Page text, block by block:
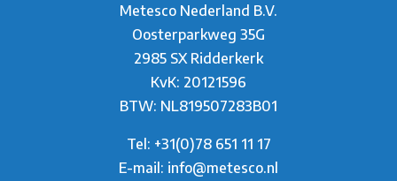
Metesco Nederland B.V.
Oosterparkweg 35G
2985 SX Ridderkerk
KvK: 20121596
BTW: NL819507283B01
Tel: +31(0)78 651 11 17
E-mail: info@metesco.nl